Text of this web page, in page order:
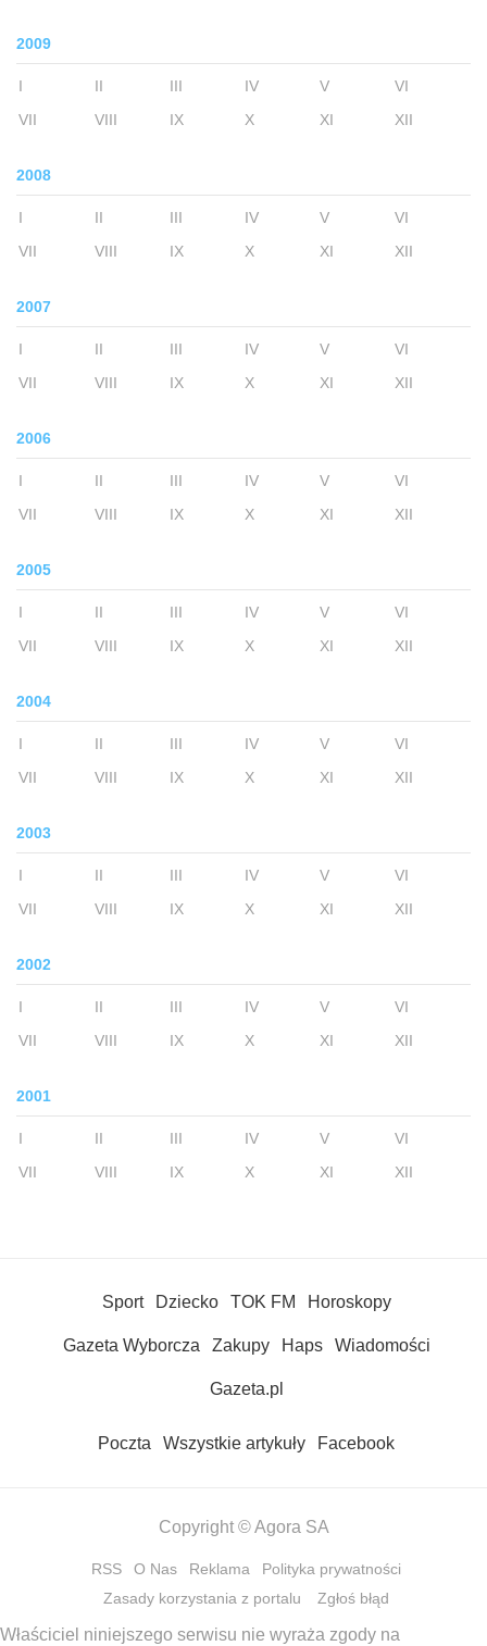
2009
I II III IV V
VI
VII
VIII IX X XI XII
2008
I II III IV V
VI
VII
VIII IX X XI XII
2007
I II III IV V
VI
VII
VIII IX X XI XII
2006
I II III IV V
VI
VII
VIII IX X XI XII
2005
I II III IV V
VI
VII
VIII IX X XI XII
2004
I II III IV V
VI
VII
VIII IX X XI XII
2003
I II III IV V
VI
VII
VIII IX X XI XII
2002
I II III IV V
VI
VII
VIII IX X XI XII
2001
I II III IV V
VI
VII
VIII IX X XI XII
Sport Dziecko TOK FM Horoskopy
Gazeta Wyborcza Zakupy Haps Wiadomości
Gazeta.pl
Poczta Wszystkie artykuły Facebook
Copyright © Agora SA
RSS O Nas Reklama
Polityka prywatności
Zasady korzystania z portalu
Zgłoś błąd
Właściciel niniejszego serwisu nie wyraża zgody na